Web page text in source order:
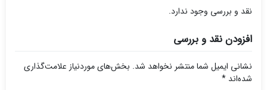
نقد و بررسی وجود ندارد.
افزودن نقد و بررسی
نشانی ایمیل شما منتشر نخواهد شد. بخش‌های موردنیاز علامت‌گذاری
شده‌اند *